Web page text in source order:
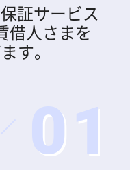
証サービス
借人さまを
す。
01